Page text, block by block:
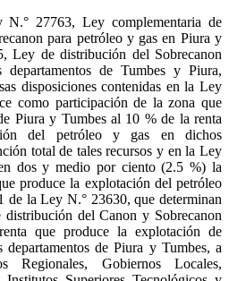
27763, Ley complementaria de
para petróleo y gas en Piura y
Ley de distribución del Sobrecanon
de Tumbes y Piura,
disposiciones contenidas en la Ley
como participación de la zona que
Piura y Tumbes al 10 % de la renta
del petróleo y gas en dichos
total de tales recursos y en la Ley
dos y medio por ciento (2.5 %) la
produce la explotación del petróleo
de la Ley N.° 23630, que determinan
del Canon y Sobrecanon
que produce la explotación de
de Piura y Tumbes, a
Regionales, Gobiernos Locales,